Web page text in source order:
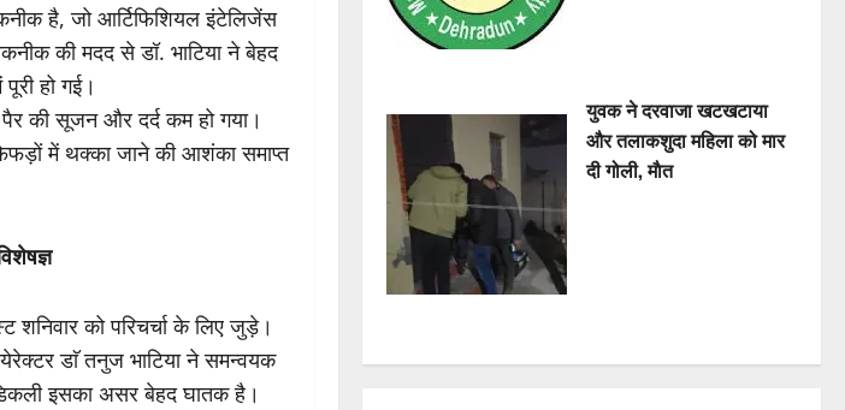
है, जो आर्टिफिशियल इंटेलिजेंस
की मदद से डॉ. भाटिया ने बेहद
हो गई।
की सूजन और दर्द कम हो गया।
में थक्का जाने की आशंका समाप्त
शनिवार को परिचर्चा के लिए जुड़े।
डाॅ तनुज भाटिया ने समन्वयक
इसका असर बेहद घातक है।
युवक ने दरवाजा खटखटाया
और तलाकशुदा महिला को मार
दी गोली, माैत